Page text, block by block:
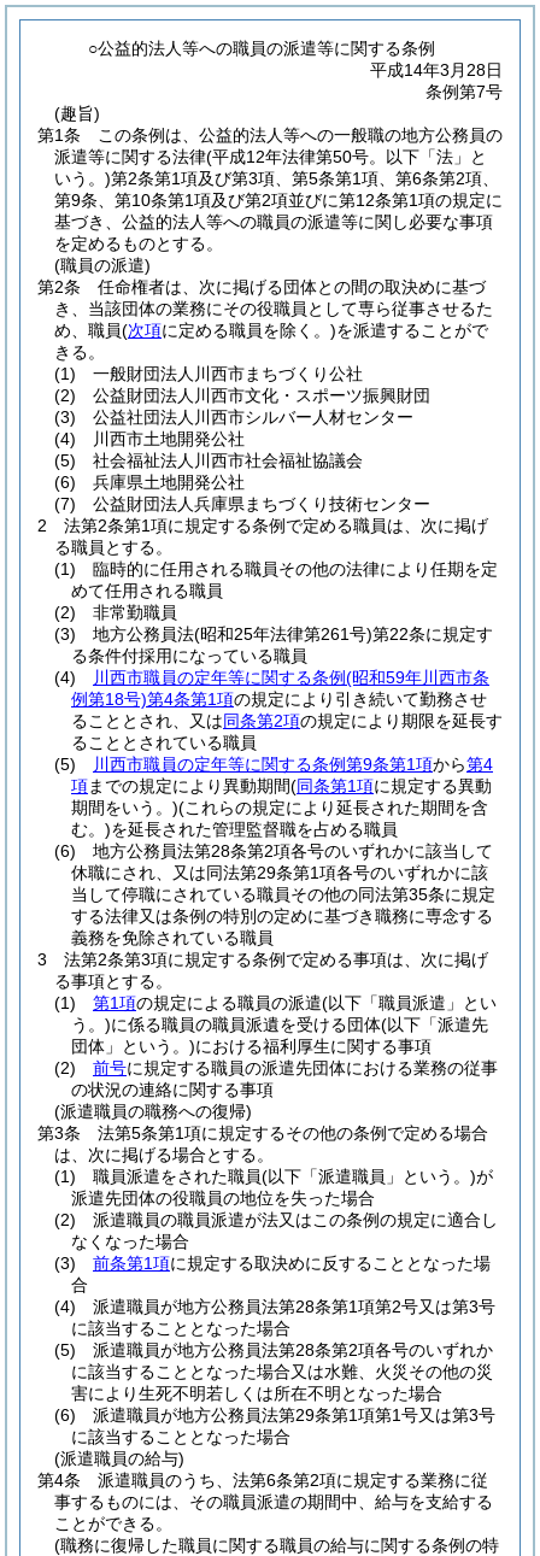
○公益的法人等への職員の派遣等に関する条例
平成14年3月28日
条例第7号
(趣旨)
第1条
この条例は、公益的法人等への一般職の地方公務員の
派遣等に関する法律(平成12年法律第50号。以下「法」と
いう。)第2条第1項及び第3項、第5条第1項、第6条第2項、
第9条、第10条第1項及び第2項並びに第12条第1項の規定に
基づき、公益的法人等への職員の派遣等に関し必要な事項
を定めるものとする。
(職員の派遣)
第2条
任命権者は、次に掲げる団体との間の取決めに基づ
き、当該団体の業務にその役職員として専ら従事させるた
め、職員(次項に定める職員を除く。)を派遣することがで
きる。
(1)
一般財団法人川西市まちづくり公社
(2)
公益財団法人川西市文化・スポーツ振興財団
(3)
公益社団法人川西市シルバー人材センター
(4)
川西市土地開発公社
(5)
社会福祉法人川西市社会福祉協議会
(6)
兵庫県土地開発公社
(7)
公益財団法人兵庫県まちづくり技術センター
2
法第2条第1項に規定する条例で定める職員は、次に掲げ
る職員とする。
(1)
臨時的に任用される職員その他の法律により任期を定
めて任用される職員
(2)
非常勤職員
(3)
地方公務員法(昭和25年法律第261号)第22条に規定す
る条件付採用になっている職員
(4)
川西市職員の定年等に関する条例(昭和59年川西市条
例第18号)第4条第1項の規定により引き続いて勤務させ
ることとされ、又は同条第2項の規定により期限を延長す
ることとされている職員
(5)
川西市職員の定年等に関する条例第9条第1項から第4
項までの規定により異動期間(同条第1項に規定する異動
期間をいう。)(これらの規定により延長された期間を含
む。)を延長された管理監督職を占める職員
(6)
地方公務員法第28条第2項各号のいずれかに該当して
休職にされ、又は同法第29条第1項各号のいずれかに該
当して停職にされている職員その他の同法第35条に規定
する法律又は条例の特別の定めに基づき職務に専念する
義務を免除されている職員
3
法第2条第3項に規定する条例で定める事項は、次に掲げ
る事項とする。
(1)
第1項の規定による職員の派遣(以下「職員派遣」とい
う。)に係る職員の職員派遺を受ける団体(以下「派遣先
団体」という。)における福利厚生に関する事項
(2)
前号に規定する職員の派遣先団体における業務の従事
の状況の連絡に関する事項
(派遣職員の職務への復帰)
第3条
法第5条第1項に規定するその他の条例で定める場合
は、次に掲げる場合とする。
(1)
職員派遣をされた職員(以下「派遣職員」という。)が
派遣先団体の役職員の地位を失った場合
(2)
派遣職員の職員派遣が法又はこの条例の規定に適合し
なくなった場合
(3)
前条第1項に規定する取決めに反することとなった場
合
(4)
派遣職員が地方公務員法第28条第1項第2号又は第3号
に該当することとなった場合
(5)
派遣職員が地方公務員法第28条第2項各号のいずれか
に該当することとなった場合又は水難、火災その他の災
害により生死不明若しくは所在不明となった場合
(6)
派遣職員が地方公務員法第29条第1項第1号又は第3号
に該当することとなった場合
(派遣職員の給与)
第4条
派遣職員のうち、法第6条第2項に規定する業務に従
事するものには、その職員派遣の期間中、給与を支給する
ことができる。
(職務に復帰した職員に関する職員の給与に関する条例の特